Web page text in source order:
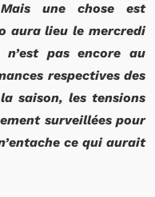
une chose est
aura lieu le mercredi
pas encore au
respectives des
saison, les tensions
surveillées pour
ce qui aurait